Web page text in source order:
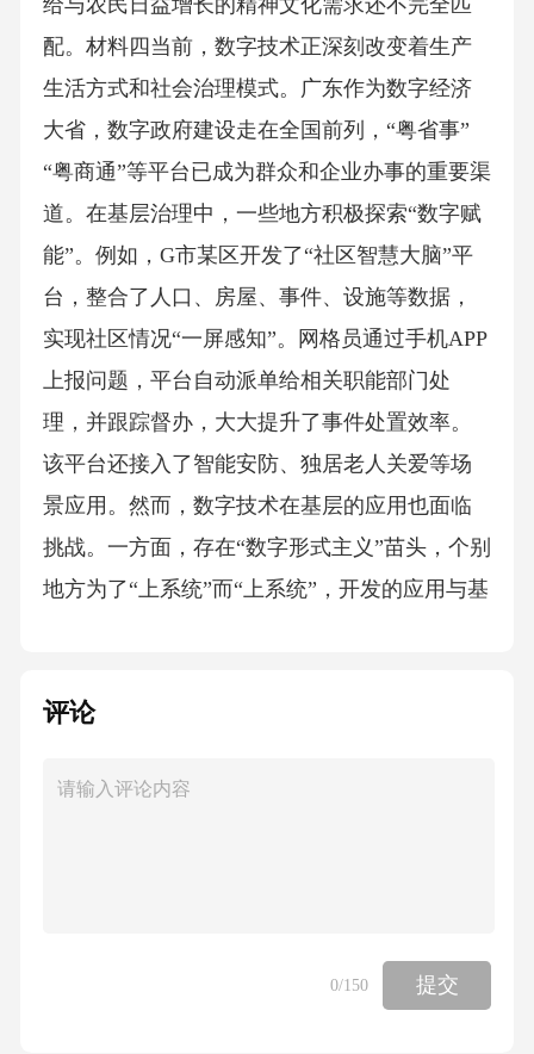
给与农民日益增长的精神文化需求还不完全匹
配。材料四当前，数字技术正深刻改变着生产
生活方式和社会治理模式。广东作为数字经济
大省，数字政府建设走在全国前列，“粤省事”
“粤商通”等平台已成为群众和企业办事的重要渠
道。在基层治理中，一些地方积极探索“数字赋
能”。例如，G市某区开发了“社区智慧大脑”平
台，整合了人口、房屋、事件、设施等数据，
实现社区情况“一屏感知”。网格员通过手机APP
上报问题，平台自动派单给相关职能部门处
理，并跟踪督办，大大提升了事件处置效率。
该平台还接入了智能安防、独居老人关爱等场
景应用。然而，数字技术在基层的应用也面临
挑战。一方面，存在“数字形式主义”苗头，个别
地方为了“上系统”而“上系统”，开发的应用与基
忽视，部分老年人、农村居民不熟悉智能设备
共服务获取上处于弱势。材料五文化建设是提
一段时间，由于城市快速扩张，一些历史街区
面临保护与发展的矛盾，文化传承出现断层。
评论
0/150 提交